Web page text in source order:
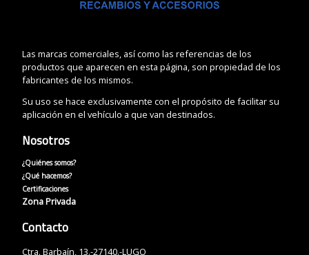
Las marcas comerciales, así como las referencias de los
productos que aparecen en esta página, son propiedad de los
fabricantes de los mismos.
Su uso se hace exclusivamente con el propósito de facilitar su
aplicación en el vehículo a que van destinados.
Nosotros
¿Quiénes somos?
¿Qué hacemos?
Certificaciones
Zona Privada
Contacto
Ctra. Barbaín, 13.-27140.-LUGO